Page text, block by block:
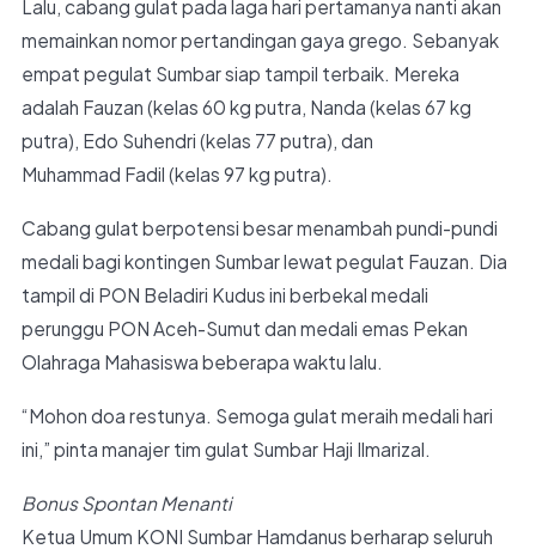
Lalu, cabang gulat pada laga hari pertamanya nanti akan
memainkan nomor pertandingan gaya grego. Sebanyak
empat pegulat Sumbar siap tampil terbaik. Mereka
adalah Fauzan (kelas 60 kg putra, Nanda (kelas 67 kg
putra), Edo Suhendri (kelas 77 putra), dan
Muhammad Fadil (kelas 97 kg putra).
Cabang gulat berpotensi besar menambah pundi-pundi
medali bagi kontingen Sumbar lewat pegulat Fauzan. Dia
tampil di PON Beladiri Kudus ini berbekal medali
perunggu PON Aceh-Sumut dan medali emas Pekan
Olahraga Mahasiswa beberapa waktu lalu.
“Mohon doa restunya. Semoga gulat meraih medali hari
ini,” pinta manajer tim gulat Sumbar Haji Ilmarizal.
Bonus Spontan Menanti
Ketua Umum KONI Sumbar Hamdanus berharap seluruh